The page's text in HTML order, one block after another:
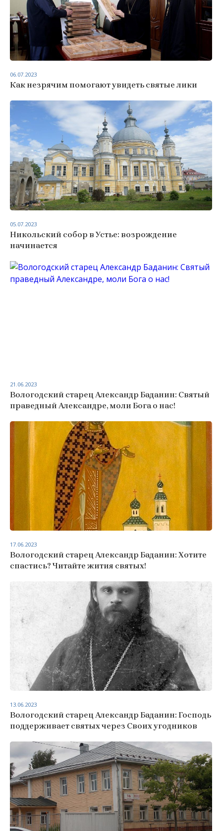
Как незрячим помогают увидеть святые лики
06.07.2023
Никольский собор в Устье: возрождение
начинается
05.07.2023
Вологодский старец Александр Баданин: Святый
праведный Александре, моли Бога о нас!
21.06.2023
Вологодский старец Александр Баданин: Хотите
спастись? Читайте жития святых!
17.06.2023
Вологодский старец Александр Баданин: Господь
поддерживает святых через Своих угодников
13.06.2023